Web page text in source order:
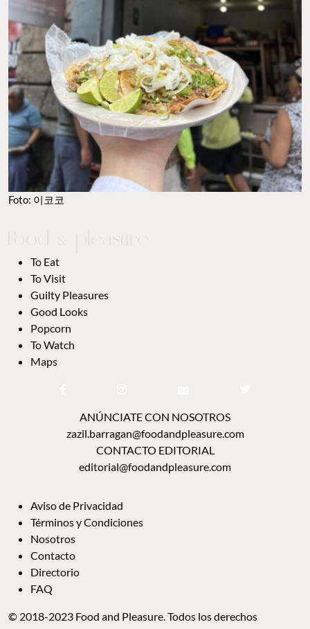
Foto: 이코코
To Eat
To Visit
Guilty Pleasures
Good Looks
Popcorn
To Watch
Maps
ANÚNCIATE CON NOSOTROS
zazil.barragan@foodandpleasure.com
CONTACTO EDITORIAL
editorial@foodandpleasure.com
Aviso de Privacidad
Términos y Condiciones
Nosotros
Contacto
Directorio
FAQ
© 2018-2023 Food and Pleasure. Todos los derechos